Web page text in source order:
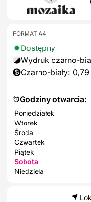
Godziny otwarcia:
Poniedziałek
Wtorek
Środa
Czwartek
Piątek
Sobota
Niedziela
FORMAT A4
Dostępny
Wydruk czarno-
Czarno-biały: